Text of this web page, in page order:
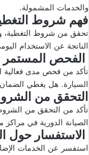
والخدمات المشمولة.
فهم شروط
تحقق من شروط التغطية،
الناتجة عن الاستخدام
الفحص المستمر
تأكد من فحص مدى فعالية
السيارة. هل يغطي الضمان
التحقق من
تأكد من التحقق من
الصيانة الدورية في مراكز
الاستفسار حول
استفسر عن الخدمات